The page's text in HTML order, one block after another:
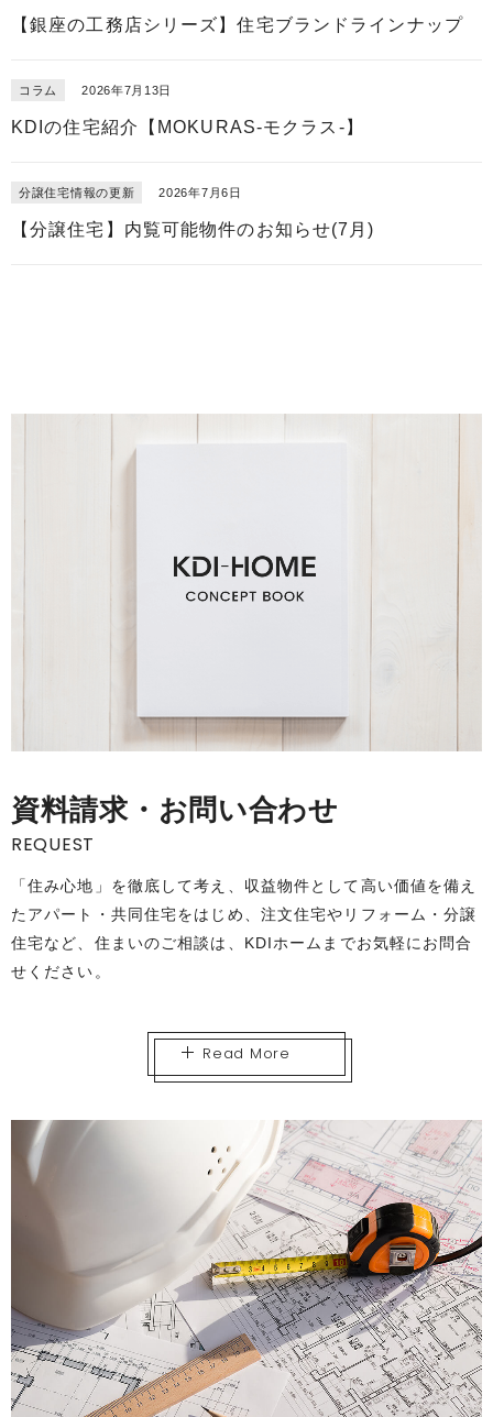
【銀座の工務店シリーズ】住宅ブランドラインナップ
コラム 2026年7月13日
KDIの住宅紹介【MOKURAS-モクラス-】
分譲住宅情報の更新 2026年7月6日
【分譲住宅】内覧可能物件のお知らせ(7月)
資料請求・お問い合わせ
REQUEST
「住み心地」を徹底して考え、収益物件として高い価値を備え
たアパート・共同住宅をはじめ、注文住宅やリフォーム・分譲
住宅など、住まいのご相談は、KDIホームまでお気軽にお問合
せください。
Read More